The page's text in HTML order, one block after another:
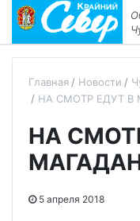
Главная Новости
НА СМОТР ЕДУТ В
НА
5 апреля 2018